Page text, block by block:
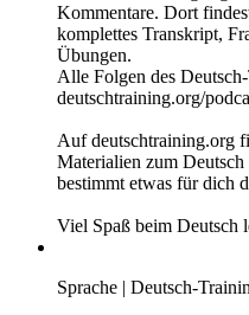
Die Folge orientiert sich
1. Was ist Heimat?
2. Wie fühlt sich Heimat
3. Ist Heimat ein Ort oder
5. Kann ein neuer Ort
6. Kann ein Mensch
7. Wie verändert sich
Heimatgefühl?
11. Welche Bedeutung